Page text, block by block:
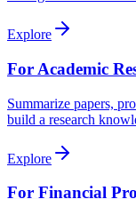
Explore
For Academic
Summarize papers,
build a research
Explore
For Financial